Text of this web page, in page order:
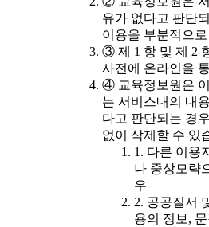
유가 없다고 판단
이용을 부분적으
③ 제 1 항 및 제 2
사전에 온라인을
④ 교육정보원은
는 서비스내의 내
다고 판단되는 경
없이 삭제할 수 있
1. 다른 이용
나 중상모략
우
2. 공공질서
용의 정보,